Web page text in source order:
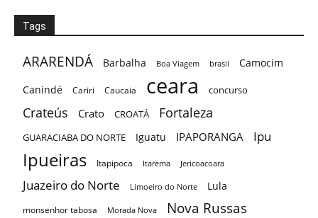
Tags
ARARENDÁ Barbalha Boa Viagem brasil
Camocim
Canindé
Cariri Caucaia ceara concurso
Crateús Crato CROATÁ Fortaleza
GUARACIABA DO NORTE Iguatu IPAPORANGA Ipu
Ipueiras Itapipoca Itarema Jericoacoara
Juazeiro do Norte Limoeiro do Norte Lula
monsenhor tabosa Morada Nova Nova Russas